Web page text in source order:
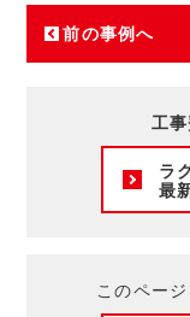
前の事例へ
工
ラ
最
このペー